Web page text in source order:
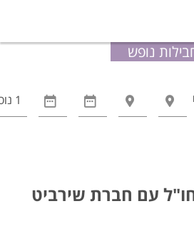
נופש
עם חברת שירביט